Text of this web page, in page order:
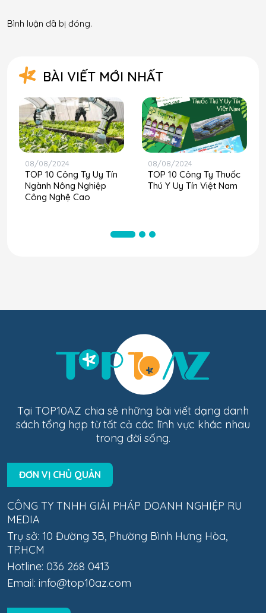
Bình luận đã bị đóng.
BÀI VIẾT MỚI NHẤT
08/08/2024
TOP 10 Công Ty Uy Tín
Ngành Nông Nghiệp
Công Nghệ Cao
08/08/2024
TOP 10 Công Ty Thuốc
Thú Y Uy Tín Việt Nam
Tại TOP10AZ chia sẻ những bài viết dạng danh
sách tổng hợp từ tất cả các lĩnh vực khác nhau
trong đời sống.
ĐƠN VỊ CHỦ QUẢN
CÔNG TY TNHH GIẢI PHÁP DOANH NGHIỆP RU
MEDIA
Trụ sở: 10 Đường 3B, Phường Bình Hưng Hòa,
TP.HCM
Hotline: 036 268 0413
Email: info@top10az.com